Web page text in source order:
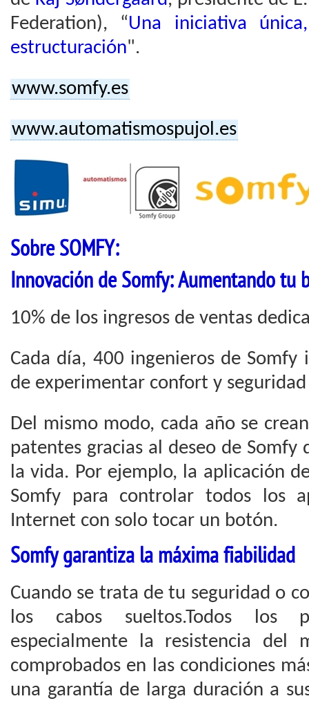
Federation), “Una iniciativa
estructuración".
www.somfy.es
www.automatismospujol.es
Sobre SOMFY:
Innovación de Somfy: Aumentando tu
10% de los ingresos de ventas
Cada día, 400 ingenieros de Somfy
de experimentar confort y seguridad
Del mismo modo, cada año se
patentes gracias al deseo de
la vida. Por ejemplo, la aplicación
Somfy para controlar todos los
Internet con solo tocar un botón.
Somfy garantiza la máxima fiabilidad
Cuando se trata de tu seguridad o
los cabos sueltos.Todos los
especialmente la resistencia del
comprobados en las condiciones
una garantía de larga duración a